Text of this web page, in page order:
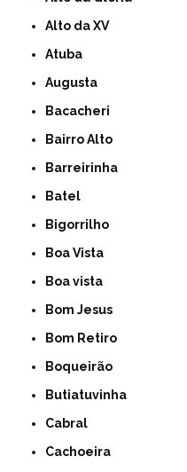
Alto da XV
Atuba
Augusta
Bacacheri
Bairro Alto
Barreirinha
Batel
Bigorrilho
Boa Vista
Boa vista
Bom Jesus
Bom Retiro
Boqueirão
Butiatuvinha
Cabral
Cachoeira